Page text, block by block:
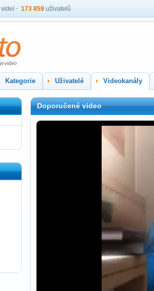
videí 173 859 uživatelů
Kategorie Uživatelé Videokanály
Doporučené video